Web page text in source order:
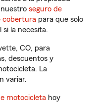
seguro de
cobertura para que solo
si la necesita.
CO, para
descuentos y
La
variar.
motocicleta hoy